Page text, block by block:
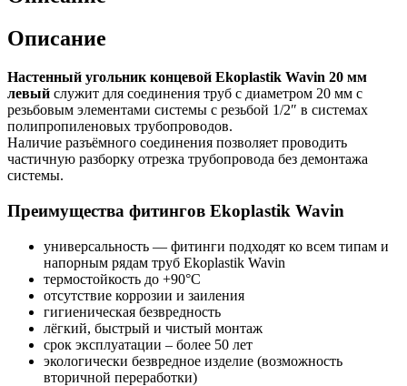
Описание
Настенный угольник концевой Ekoplastik Wavin 20 мм
левый служит для соединения труб с диаметром 20 мм с
резьбовым элементами системы с резьбой 1/2″ в системах
полипропиленовых трубопроводов.
Наличие разъёмного соединения позволяет проводить
частичную разборку отрезка трубопровода без демонтажа
системы.
Преимущества фитингов Ekoplastik Wavin
универсальность — фитинги подходят ко всем типам и
напорным рядам труб Ekoplastik Wavin
термостойкость до +90°C
отсутствие коррозии и заиления
гигиеническая безвредность
лёгкий, быстрый и чистый монтаж
срок эксплуатации – более 50 лет
экологически безвредное изделие (возможность
вторичной переработки)